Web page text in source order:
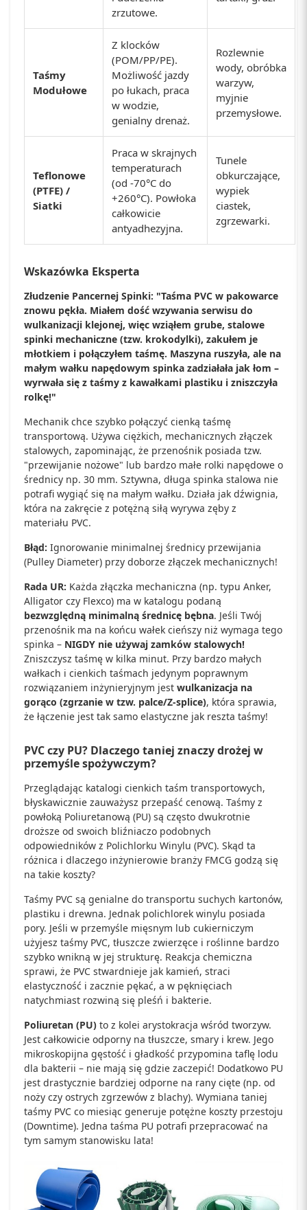
zrzutowe.
Taśmy
Modułowe
Z klocków
(POM/PP/PE).
Możliwość jazdy
po łukach, praca
w wodzie,
genialny drenaż.
Rozlewnie
wody, obróbka
warzyw,
myjnie
przemysłowe.
Teflonowe
(PTFE) /
Siatki
Praca w skrajnych
temperaturach
(od -70°C do
+260°C). Powłoka
całkowicie
antyadhezyjna.
Tunele
obkurczające,
wypiek
ciastek,
zgrzewarki.
Wskazówka Eksperta
Złudzenie Pancernej Spinki: "Taśma PVC w pakowarce
znowu pękła. Miałem dość wzywania serwisu do
wulkanizacji klejonej, więc wziąłem grube, stalowe
spinki mechaniczne (tzw. krokodylki), zakułem je
młotkiem i połączyłem taśmę. Maszyna ruszyła, ale na
małym wałku napędowym spinka zadziałała jak łom –
wyrwała się z taśmy z kawałkami plastiku i zniszczyła
rolkę!"
Mechanik chce szybko połączyć cienką taśmę
transportową. Używa ciężkich, mechanicznych złączek
stalowych, zapominając, że przenośnik posiada tzw.
"przewijanie nożowe" lub bardzo małe rolki napędowe o
średnicy np. 30 mm. Sztywna, długa spinka stalowa nie
potrafi wygiąć się na małym wałku. Działa jak dźwignia,
która na zakręcie z potężną siłą wyrywa zęby z
materiału PVC.
Błąd: Ignorowanie minimalnej średnicy przewijania
(Pulley Diameter) przy doborze złączek mechanicznych!
Rada UR: Każda złączka mechaniczna (np. typu Anker,
Alligator czy Flexco) ma w katalogu podaną
bezwzględną minimalną średnicę bębna. Jeśli Twój
przenośnik ma na końcu wałek cieńszy niż wymaga tego
spinka – NIGDY nie używaj zamków stalowych!
Zniszczysz taśmę w kilka minut. Przy bardzo małych
wałkach i cienkich taśmach jedynym poprawnym
rozwiązaniem inżynieryjnym jest wulkanizacja na
gorąco (zgrzanie w tzw. palce/Z-splice), która sprawia,
że łączenie jest tak samo elastyczne jak reszta taśmy!
PVC czy PU? Dlaczego taniej znaczy drożej w
przemyśle spożywczym?
Przeglądając katalogi cienkich taśm transportowych,
błyskawicznie zauważysz przepaść cenową. Taśmy z
powłoką Poliuretanową (PU) są często dwukrotnie
droższe od swoich bliźniaczo podobnych
odpowiedników z Polichlorku Winylu (PVC). Skąd ta
różnica i dlaczego inżynierowie branży FMCG godzą się
na takie koszty?
Taśmy PVC są genialne do transportu suchych kartonów,
plastiku i drewna. Jednak polichlorek winylu posiada
pory. Jeśli w przemyśle mięsnym lub cukierniczym
użyjesz taśmy PVC, tłuszcze zwierzęce i roślinne bardzo
szybko wnikną w jej strukturę. Reakcja chemiczna
sprawi, że PVC stwardnieje jak kamień, straci
elastyczność i zacznie pękać, a w pęknięciach
natychmiast rozwiną się pleśń i bakterie.
Poliuretan (PU) to z kolei arystokracja wśród tworzyw.
Jest całkowicie odporny na tłuszcze, smary i krew. Jego
mikroskopijna gęstość i gładkość przypomina taflę lodu
dla bakterii – nie mają się gdzie zaczepić! Dodatkowo PU
jest drastycznie bardziej odporne na rany cięte (np. od
noży czy ostrych zgrzewów z blachy). Wymiana taniej
taśmy PVC co miesiąc generuje potężne koszty przestoju
(Downtime). Jedna taśma PU potrafi przepracować na
tym samym stanowisku lata!